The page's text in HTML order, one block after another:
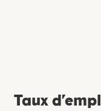
Taux